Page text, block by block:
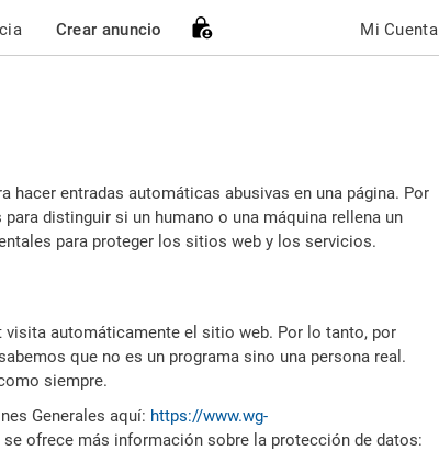
Crear anuncio Mi Cuenta
hacer entradas automáticas abusivas en una página. Por
distinguir si un humano o una máquina rellena un
para proteger los sitios web y los servicios.
visita automáticamente el sitio web. Por lo tanto, por
que no es un programa sino una persona real.
siempre.
Generales aquí: https://www.wg-
se ofrece más información sobre la protección de datos: